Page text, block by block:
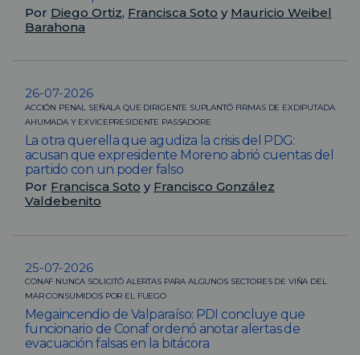
Por Diego Ortiz, Francisca Soto y Mauricio Weibel
Barahona
26-07-2026
ACCIÓN PENAL SEÑALA QUE DIRIGENTE SUPLANTÓ FIRMAS DE EXDIPUTADA
AHUMADA Y EXVICEPRESIDENTE PASSADORE
La otra querella que agudiza la crisis del PDG:
acusan que expresidente Moreno abrió cuentas del
partido con un poder falso
Por Francisca Soto y Francisco González
Valdebenito
25-07-2026
CONAF NUNCA SOLICITÓ ALERTAS PARA ALGUNOS SECTORES DE VIÑA DEL
MAR CONSUMIDOS POR EL FUEGO
Megaincendio de Valparaíso: PDI concluye que
funcionario de Conaf ordenó anotar alertas de
evacuación falsas en la bitácora